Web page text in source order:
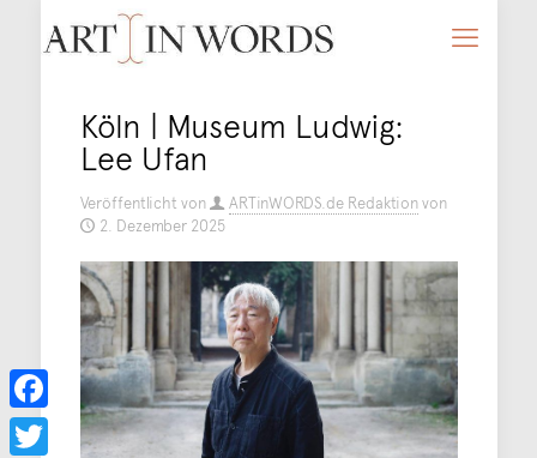
Köln | Museum Ludwig:
Lee Ufan
Veröffentlicht von ARTinWORDS.de Redaktionvon
2. Dezember 2025
Facebook